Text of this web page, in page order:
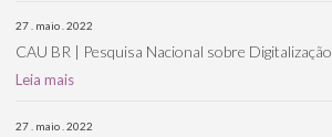
27 . maio . 2022
CAU BR | Pesquisa Nacional sobre Digitalização
Leia mais
27 . maio . 2022